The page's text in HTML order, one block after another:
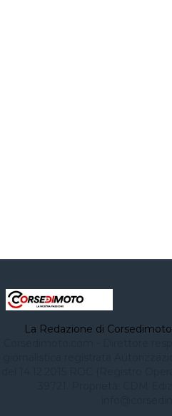
La Redazione di Corsedimoto